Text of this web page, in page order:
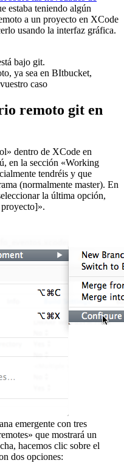
estaba teniendo algún
a un proyecto en XCode
usando la interfaz gráfica.
bajo git.
ya sea en BItbucket,
caso
remoto git en
dentro de XCode en
en la sección «Working
tendréis y que
(normalmente master). En
la última opción,
emergente con tres
que mostrará un
hacemos clic sobre el
dos opciones: